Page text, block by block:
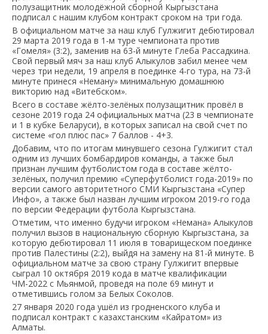
полузащитник молодёжной сборной Кыргызстана
подписал с нашим клубом контракт сроком на три года.
В официальном матче за наш клуб Гулжигит дебютировал
29 марта 2019 года в 1-м туре чемпионата против
«Гомеля» (3:2), заменив на 63-й минуте Глеба Рассадкина.
Свой первый мяч за наш клуб Алыкулов забил менее чем
через три недели, 19 апреля в поединке 4-го тура, на 73-й
минуте принеся «Неману» минимальную домашнюю
викторию над «Витебском».
Всего в составе жёлто-зелёных полузащитник провёл в
сезоне 2019 года 24 официальных матча (23 в чемпионате
и 1 в кубке Беларуси), в которых записал на свой счет по
системе «гол плюс пас» 7 баллов - 4+3.
Добавим, что по итогам минувшего сезона Гулжигит стал
одним из лучших бомбардиров команды, а также был
признан лучшим футболистом года в составе жёлто-
зелёных, получил премию «Суперфутболист года-2019» по
версии самого авторитетного СМИ Кыргызстана «Супер
Инфо», а также был назван лучшим игроком 2019-го года
по версии Федерации футбола Кыргызстана.
Отметим, что именно будучи игроком «Немана» Алыкулов
получил вызов в национальную сборную Кыргызстана, за
которую дебютировал 11 июля в товарищеском поединке
против Палестины (2:2), выйдя на замену на 81-й минуте. В
официальном матче за свою страну Гулжигит впервые
сыграл 10 октября 2019 кода в матче квалификации
ЧМ-2022 с Мьянмой, проведя на поле 69 минут и
отметившись голом за Белых Соколов.
27 января 2020 года ушёл из гродненского клуба и
подписал контракт с казахстанским «Кайратом» из
Алматы.